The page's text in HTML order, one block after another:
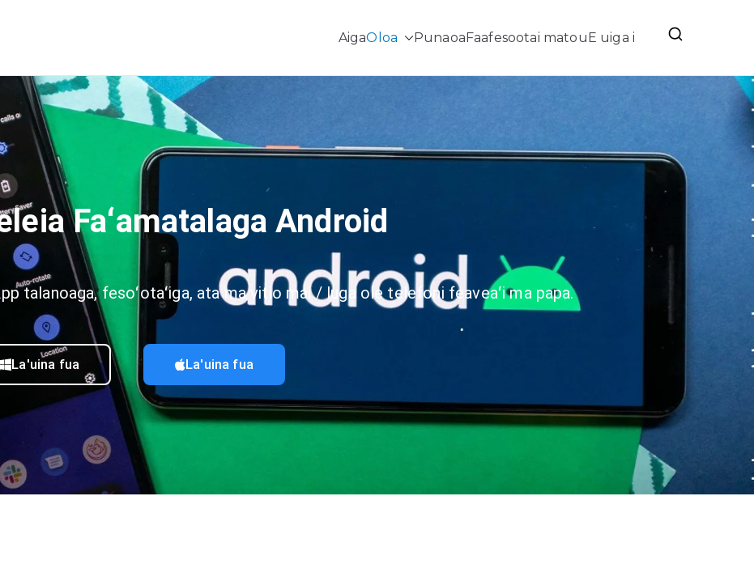
Toe Fa'aleleia o Fa'amatalaga Android & Fa'aliliuga Fe'avea'i
AigaOloa PunaoaFaafesootai matouE uiga i
Faʻamatalaga Android
talanoaga, fesoʻotaʻiga, ata ma vitio mai / luga ole telefoni feaveaʻi ma papa.
La'uina fua La'uina fua